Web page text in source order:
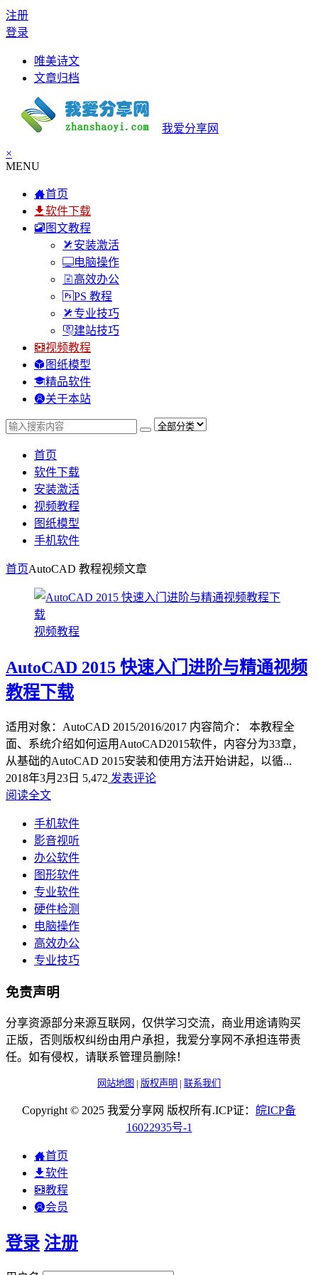
注册
登录
唯美诗文
文章归档
我爱分享网
×
MENU
首页
软件下载
图文教程
安装激活
电脑操作
高效办公
PS 教程
专业技巧
建站技巧
视频教程
图纸模型
精品软件
关于本站
首页
软件下载
安装激活
视频教程
图纸模型
手机软件
首页AutoCAD 教程视频文章
视频教程
AutoCAD 2015 快速入门进阶与精通视频
教程下载
适用对象：AutoCAD 2015/2016/2017 内容简介： 本教程全
面、系统介绍如何运用AutoCAD2015软件，内容分为33章，
从基础的AutoCAD 2015安装和使用方法开始讲起，以循...
2018年3月23日 5,472 发表评论
阅读全文
手机软件
影音视听
办公软件
图形软件
专业软件
硬件检测
电脑操作
高效办公
专业技巧
免责声明
分享资源部分来源互联网，仅供学习交流，商业用途请购买
正版，否则版权纠纷由用户承担，我爱分享网不承担连带责
任。如有侵权，请联系管理员删除！
网站地图 | 版权声明 | 联系我们
Copyright © 2025 我爱分享网 版权所有.ICP证： 皖ICP备
16022935号-1
首页
软件
教程
会员
登录 注册